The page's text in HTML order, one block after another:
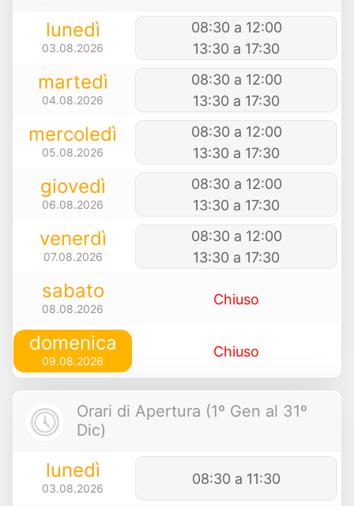
lunedì
03.08.2026
08:30 a 12:00
13:30 a 17:30
martedì
04.08.2026
08:30 a 12:00
13:30 a 17:30
mercoledì
05.08.2026
08:30 a 12:00
13:30 a 17:30
giovedì
06.08.2026
08:30 a 12:00
13:30 a 17:30
venerdì
07.08.2026
08:30 a 12:00
13:30 a 17:30
sabato
08.08.2026
Chiuso
domenica
09.08.2026
Chiuso
Orari di Apertura (1º Gen al 31º
Dic)
lunedì
03.08.2026
08:30 a 11:30